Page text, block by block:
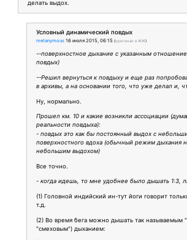
делать выдох.
Условный динамический повдых
metanymous 16 июля 2015, 06:15 (оригинал в ЖЖ)
--поверхностное дыхание с указанным
повдых)
--Решил вернуться к повдыху и еще раз
в архивы, а на основании того, что уже делал и,
Ну, нормально.
Прошел км. 10 и какие возникли ассоциации
реальности повдыха):
- повдых это как бы постоянный выдох с
поверхностного вдоха (обычный режим дыхания
небольшим выдохом)
Все точно.
- когда идешь, то мне удобнее было дышать 1:3,
(1) Головной индийский ин-тут йоги говорит
т.д.
(2) Во время бега можно дышать так
"смеховым") дыханием: